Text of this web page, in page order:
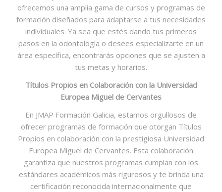
ofrecemos una amplia gama de cursos y programas de
formación diseñados para adaptarse a tus necesidades
individuales. Ya sea que estés dando tus primeros
pasos en la odontología o desees especializarte en un
área específica, encontrarás opciones que se ajusten a
tus metas y horarios.
Títulos Propios en Colaboración con la Universidad
Europea Miguel de Cervantes
En JMAP Formación Galicia, estamos orgullosos de
ofrecer programas de formación que otorgan Títulos
Propios en colaboración con la prestigiosa Universidad
Europea Miguel de Cervantes. Esta colaboración
garantiza que nuestros programas cumplan con los
estándares académicos más rigurosos y te brinda una
certificación reconocida internacionalmente que